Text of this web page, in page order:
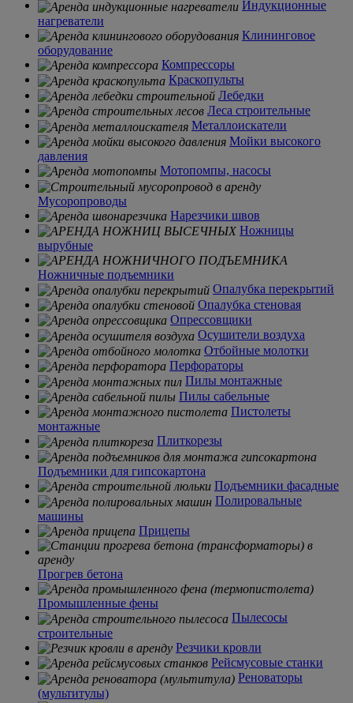
Индукционные
нагреватели
Клининговое
оборудование
Компрессоры
Краскопульты
Лебедки
Леса строительные
Металлоискатели
Мойки высокого
давления
Мотопомпы, насосы
Мусоропроводы
Нарезчики швов
Ножницы
вырубные
Ножничные подъемники
Опалубка перекрытий
Опалубка стеновая
Опрессовщики
Осушители воздуха
Отбойные молотки
Перфораторы
Пилы монтажные
Пилы сабельные
Пистолеты
монтажные
Плиткорезы
Подъемники для гипсокартона
Подъемники фасадные
Полировальные
машины
Прицепы
Прогрев бетона
Промышленные фены
Пылесосы
строительные
Резчики кровли
Рейсмусовые станки
Реноваторы
(мультитулы)